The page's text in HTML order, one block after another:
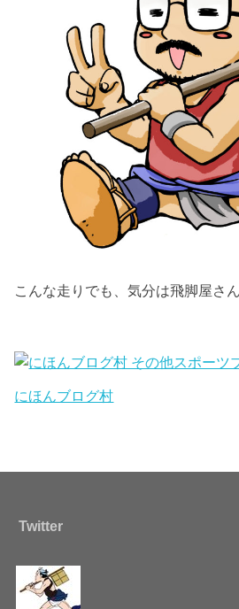
こんな走りでも、気分は飛脚屋さん
にほんブログ村
Twitter